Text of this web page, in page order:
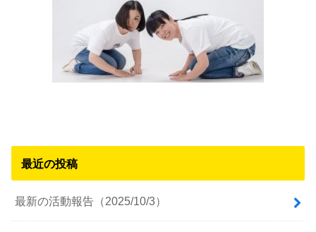
最近の投稿
最新の活動報告（2025/10/3）